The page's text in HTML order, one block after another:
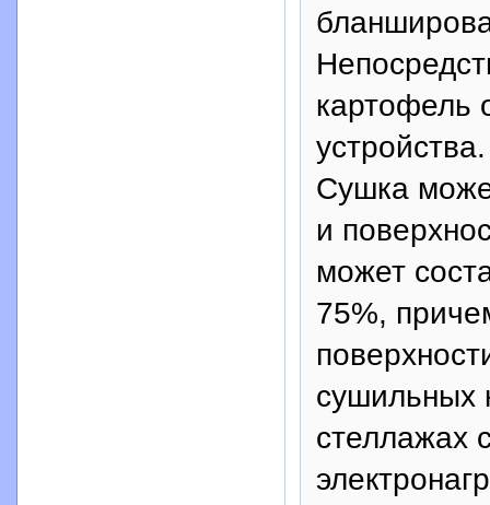
картофель
устройства.
Сушка
и
может
75%,
сушильных
стеллажах